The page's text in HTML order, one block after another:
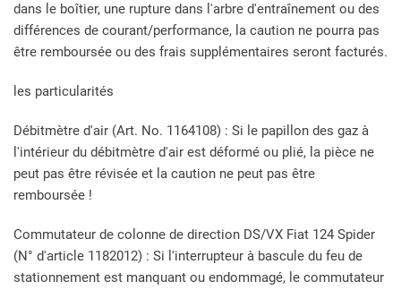
dans le boîtier, une rupture dans l'arbre d'entraînement ou des
différences de courant/performance, la caution ne pourra pas
être remboursée ou des frais supplémentaires seront facturés.
les particularités
Débitmètre d'air (Art. No. 1164108) : Si le papillon des gaz à
l'intérieur du débitmètre d'air est déformé ou plié, la pièce ne
peut pas être révisée et la caution ne peut pas être
remboursée !
Commutateur de colonne de direction DS/VX Fiat 124 Spider
(N° d'article 1182012) : Si l'interrupteur à bascule du feu de
stationnement est manquant ou endommagé, le commutateur